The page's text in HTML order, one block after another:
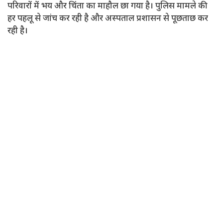
परिवारों में भय और चिंता का माहौल छा गया है। पुलिस मामले की
हर पहलू से जांच कर रही है और अस्पताल प्रशासन से पूछताछ कर
रही है।